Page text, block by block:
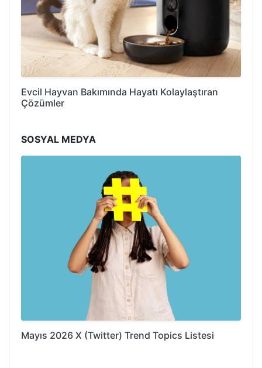
Evcil Hayvan Bakımında Hayatı Kolaylaştıran
Çözümler
SOSYAL MEDYA
Mayıs 2026 X (Twitter) Trend Topics Listesi